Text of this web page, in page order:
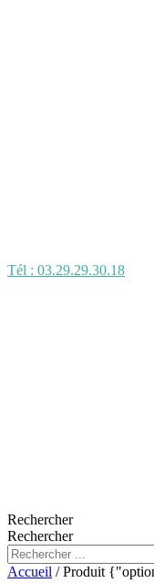
Tél : 03.29.29.30.18
Rechercher
Rechercher
Accueil / Produit